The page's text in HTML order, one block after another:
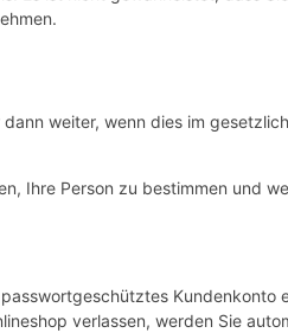
weiter, wenn dies im
Ihre Person zu bestimmen und
Kundenkonto
verlassen, werden Sie